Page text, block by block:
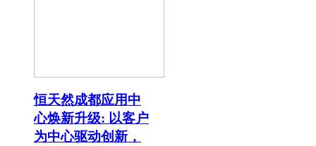
恒天然成都应用中
心焕新升级: 以客户
为中心驱动创新，